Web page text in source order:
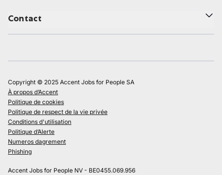
Contact
Copyright © 2025 Accent Jobs for People SA
À propos d’Accent
Politique de cookies
Politique de respect de la vie privée
Conditions d'utilisation
Politique d’Alerte
Numeros dagrement
Phishing
Accent Jobs for People NV - BE0455.069.956